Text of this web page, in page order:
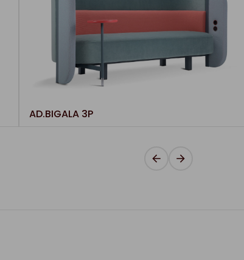
AD.BIGALA 3P